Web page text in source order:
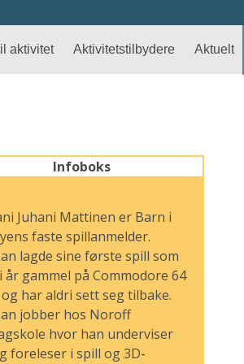
aktivitet Aktivitetstilbydere Aktuelt
Infoboks
Juhani Mattinen er Barn i
faste spillanmelder.
lagde sine første spill som
år gammel på Commodore 64
og har aldri sett seg tilbake.
jobber hos Noroff
hvor han underviser
foreleser i spill og 3D-